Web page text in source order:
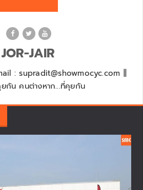
JOR-JAIR
: supradit@showmocyc.com ||
ยกัน คนต่างหาก...ที่คุยกัน